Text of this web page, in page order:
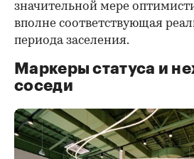
значительной мере
вполне соответствующая
периода заселения.
Маркеры статуса и
соседи